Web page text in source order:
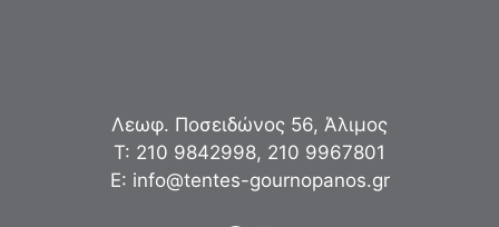
Λεωφ. Ποσειδώνος 56, Άλιμος
Τ: 210 9842998, 210 9967801
Ε: info@tentes-gournopanos.gr